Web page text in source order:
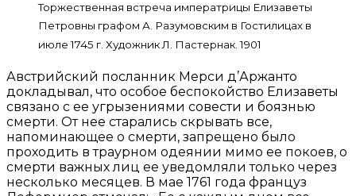
Торжественная встреча императрицы Елизаветы
Петровны графом А. Разумовским в Гостилицах в
июле 1745 г. Художник Л. Пастернак. 1901
Австрийский посланник Мерси д’Аржанто
докладывал, что особое беспокойство Елизаветы
связано с ее угрызениями совести и боязнью
смерти. От нее старались скрывать все,
напоминающее о смерти, запрещено было
проходить в траурном одеянии мимо ее покоев, о
смерти важных лиц ее уведомляли только через
несколько месяцев. В мае 1761 года француз